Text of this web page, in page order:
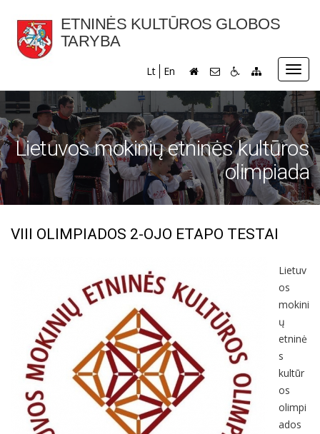
ETNINĖS KULTŪROS GLOBOS
TARYBA
Lt En
Lietuvos mokinių etninės kultūros
olimpiada
VIII OLIMPIADOS 2-OJO ETAPO TESTAI
Lietuv
os
mokini
ų
etninė
s
kultūr
os
olimpi
ados